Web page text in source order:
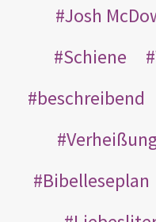
Josh
Schiene
beschreibend
Bibelleseplan